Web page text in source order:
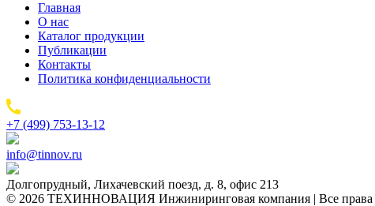
Главная
О нас
Каталог продукции
Публикации
Контакты
Политика конфиденциальности
+7 (499) 753-13-12
info@tinnov.ru
Долгопрудный, Лихачевский поезд, д. 8, офис 213
© 2026 ТЕХИННОВАЦИЯ Инжиниринговая компания | Все